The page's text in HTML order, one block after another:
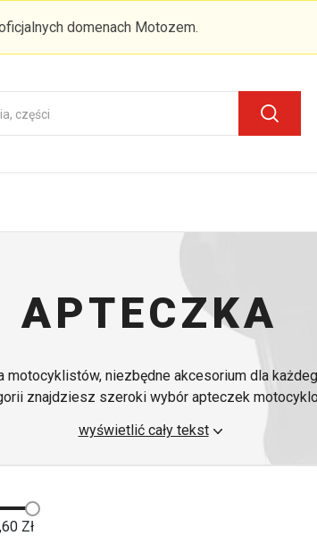
domenach Motozem.
APTECZKA
niezbędne akcesorium dla
znajdziesz szeroki wybór apteczek
w trwałym opakowaniu, które można łatwo
wyświetlić cały tekst
Zł